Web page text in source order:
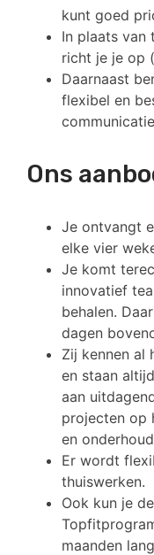
kunt goed
In plaats van
richt je je op
Daarnaast
flexibel en
Ons
Je ontvangt
elke vier
Je komt
innovatief
behalen.
dagen
Zij kennen al
en staan
aan
projecten op
en
Er wordt
thuiswerken.
Ook kun je
maanden